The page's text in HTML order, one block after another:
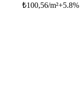
₺100,56/m²+5.8%